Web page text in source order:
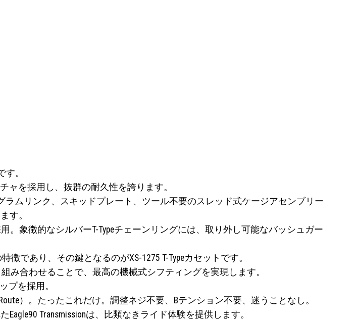
す。
ャを採用し、抜群の耐久性を誇ります。
ムリンク、スキッドプレート、ツール不要のスレッド式ケージアセンブリー
す。
。象徴的なシルバーT-Typeチェーンリングには、取り外し可能なバッシュガー
であり、その鍵となるのがXS-1275 T-Typeカセットです。
み合わせることで、最高の機械式シフティングを実現します。
プを採用。
）。たったこれだけ。調整ネジ不要、Bテンション不要、迷うことなし。
Transmissionは、比類なきライド体験を提供します。